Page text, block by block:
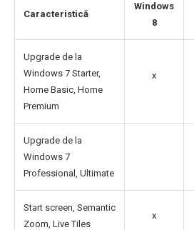
Caracteristică
Windows
8
Upgrade de la
Windows 7 Starter,
Home Basic, Home
Premium
x
Upgrade de la
Windows 7
Professional, Ultimate
Start screen, Semantic
Zoom, Live Tiles
x